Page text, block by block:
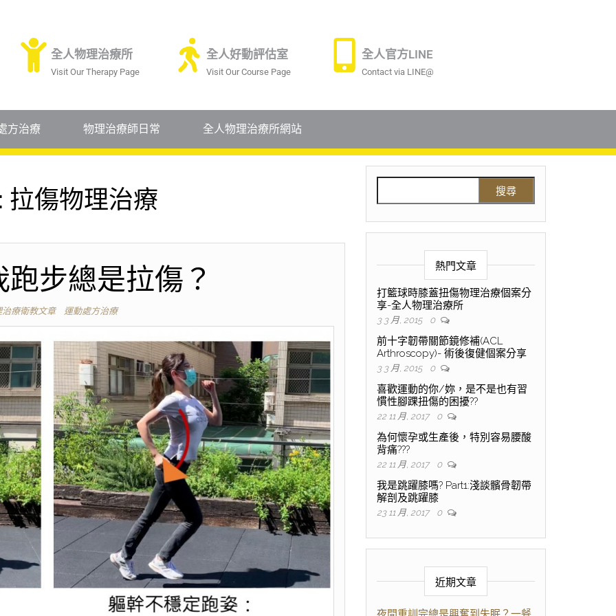
全人物理治療所
Visit Our Therapy Page
全人好動評估室
Visit Our Course Page
全人官方LINE
Contact via LINE@
方治療 物理治療師日常 全人物理治療所網站
拉傷物理治療
步總是拉傷？
治療衛教文章 運動處方治療
熱門文章
打籃球時膝蓋扭傷物理治療個案分
享-全人物理治療所
3 3 月, 2015 0
前十字韌帶關節鏡修補(ACL
Arthroscopy)- 術後復健個案分享
3 3 月, 2015 0
喜歡運動的你/妳，是不是也有習
慣性腳踝扭傷的困擾??
22 11 月, 2017 0
為何懷孕或生產後，特別容易腰酸
背痛???
22 11 月, 2017 0
我是跳躍膝嗎? Part1:淺談髕骨韌帶
解剖及跳躍膝
23 11 月, 2017 0
近期文章